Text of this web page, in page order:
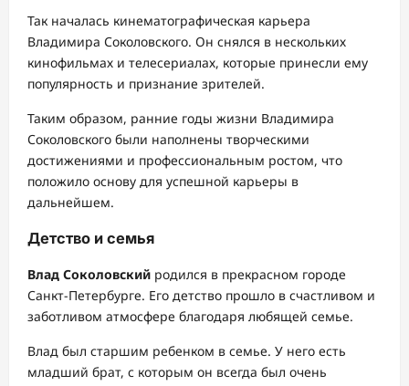
Так началась кинематографическая карьера
Владимира Соколовского. Он снялся в нескольких
кинофильмах и телесериалах, которые принесли ему
популярность и признание зрителей.
Таким образом, ранние годы жизни Владимира
Соколовского были наполнены творческими
достижениями и профессиональным ростом, что
положило основу для успешной карьеры в
дальнейшем.
Детство и семья
Влад Соколовский родился в прекрасном городе
Санкт-Петербурге. Его детство прошло в счастливом и
заботливом атмосфере благодаря любящей семье.
Влад был старшим ребенком в семье. У него есть
младший брат, с которым он всегда был очень